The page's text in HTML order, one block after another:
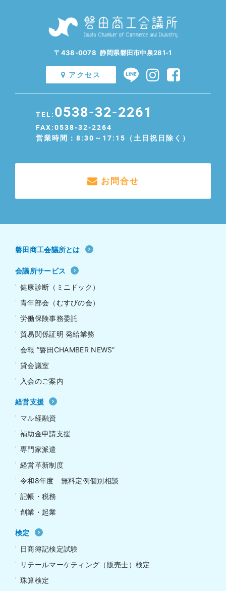
〒438-0078 静岡県磐田市中泉281-1
アクセス
TEL: 0538-32-2261
FAX:0538-32-2264
営業時間：8:30～17:15（土日祝日除く）
お問合せ
磐田商工会議所とは
会議所サービス
健康診断（ミニドック）
青年部会（むすびの会）
労働保険事務委託
貿易関係証明 発給業務
会報 ”磐田CHAMBER NEWS”
貸会議室
入会のご案内
経営支援
マル経融資
補助金申請支援
専門家派遣
経営革新制度
令和8年度 無料定例個別相談
記帳・税務
創業・起業
検定
日商簿記検定試験
リテールマーケティング（販売士）検定
珠算検定